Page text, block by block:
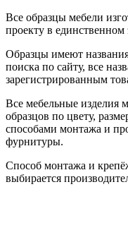
Все образцы мебели
проекту в единственном
Образцы имеют
поиска по сайту, все
зарегистрированным
Все мебельные изделия
образцов по цвету,
способами монтажа и
фурнитуры.
Способ монтажа и
выбирается